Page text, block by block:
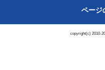
ページ
copyright(c) 2010-